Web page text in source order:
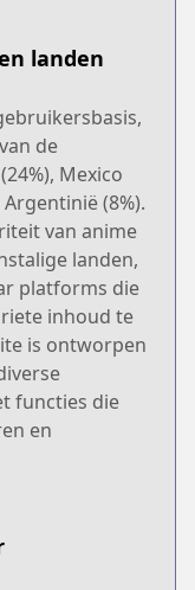
landen
de
Mexico
Argentinië (8%).
van anime
landen,
platforms die
inhoud te
is ontworpen
functies die
en